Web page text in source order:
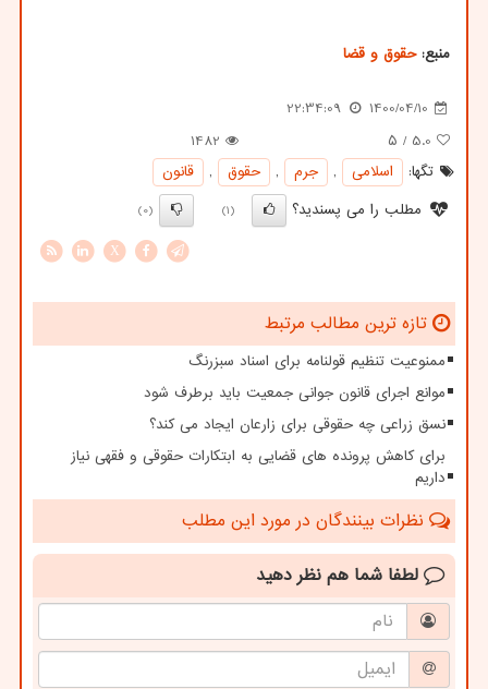
منبع:حقوق و قضا
1400/04/10
22:34:09
5.0 / ۵
1482
تگها:
اسلامی , جرم , حقوق ,
قانون
مطلب را می پسندید؟
(1)
(0)
X
تازه ترین مطالب مرتبط
ممنوعیت تنظیم قولنامه برای اسناد سبزرنگ
موانع اجرای قانون جوانی جمعیت باید برطرف شود
نسق زراعی چه حقوقی برای زارعان ایجاد می کند؟
برای کاهش پرونده های قضایی به ابتکارات حقوقی و فقهی نیاز
داریم
نظرات بینندگان در مورد این مطلب
لطفا شما هم نظر دهید